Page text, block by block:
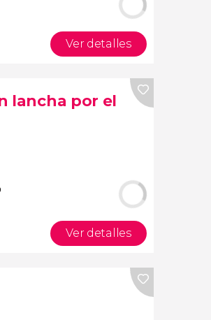
Ver detalles
lancha por el
Ver detalles